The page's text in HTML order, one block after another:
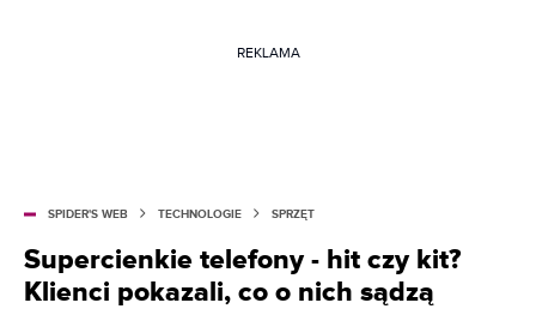
REKLAMA
SPIDER'S WEB TECHNOLOGIE SPRZĘT
Supercienkie telefony - hit czy kit?
Klienci pokazali, co o nich sądzą